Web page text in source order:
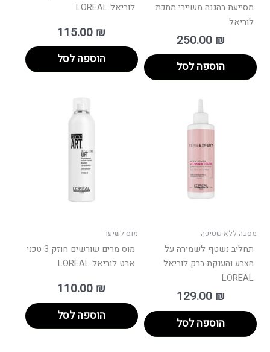
מסייעת בהגנה משיירי מתכת
לוריאל
250.00 ₪
הוספה לסל
לוריאל LOREAL
115.00 ₪
הוספה לסל
מסכה ללא שטיפה
תחליב נשטף לשמירה על
הצבע והענקת ברק לוריאל
LOREAL
129.00 ₪
הוספה לסל
מוס לשיער
מוס מרים שורשים חוזק 3 טכני
ארט לוריאל LOREAL
110.00 ₪
הוספה לסל